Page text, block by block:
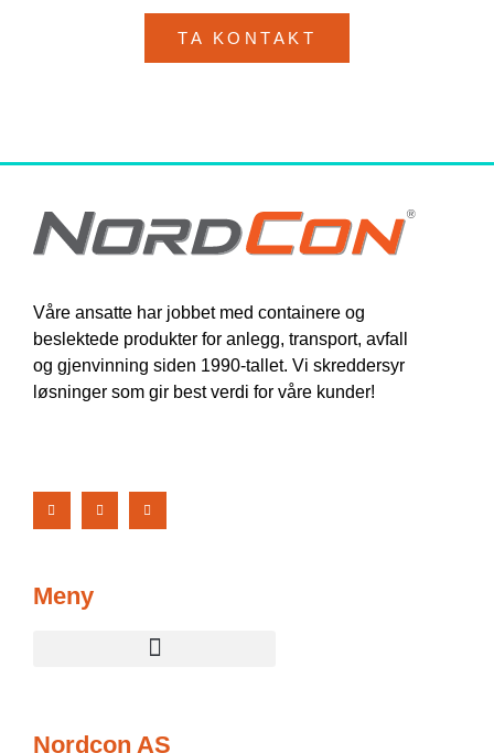
TA KONTAKT
Våre ansatte har jobbet med containere og
beslektede produkter for anlegg, transport, avfall
og gjenvinning siden 1990-tallet. Vi skreddersyr
løsninger som gir best verdi for våre kunder!
Meny
Nordcon AS